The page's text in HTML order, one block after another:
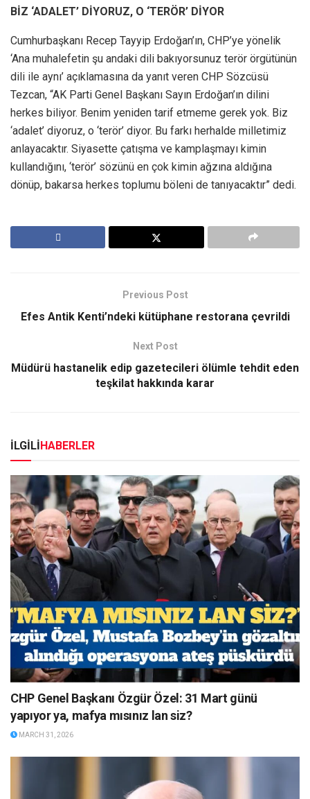
BİZ ‘ADALET’ DİYORUZ, O ‘TERÖR’ DİYOR
Cumhurbaşkanı Recep Tayyip Erdoğan’ın, CHP’ye yönelik
‘Ana muhalefetin şu andaki dili bakıyorsunuz terör örgütünün
dili ile aynı’ açıklamasına da yanıt veren CHP Sözcüsü
Tezcan, “AK Parti Genel Başkanı Sayın Erdoğan’ın dilini
herkes biliyor. Benim yeniden tarif etmeme gerek yok. Biz
‘adalet’ diyoruz, o ‘terör’ diyor. Bu farkı herhalde milletimiz
anlayacaktır. Siyasette çatışma ve kamplaşmayı kimin
kullandığını, ‘terör’ sözünü en çok kimin ağzına aldığına
dönüp, bakarsa herkes toplumu böleni de tanıyacaktır” dedi.
Previous Post
Efes Antik Kenti’ndeki kütüphane restorana çevrildi
Next Post
Müdürü hastanelik edip gazetecileri ölümle tehdit eden
teşkilat hakkında karar
İLGİLİ HABERLER
CHP Genel Başkanı Özgür Özel: 31 Mart günü
yapıyor ya, mafya mısınız lan siz?
MARCH 31, 2026